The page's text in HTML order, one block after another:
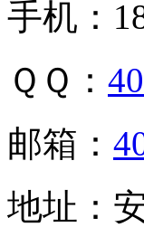
手机：
ＱＱ：
邮箱：
地址：